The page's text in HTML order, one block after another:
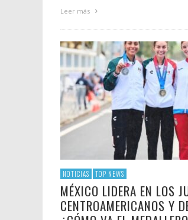
Leer más
NOTICIAS TOP NEWS
MÉXICO LIDERA EN LOS
CENTROAMERICANOS Y